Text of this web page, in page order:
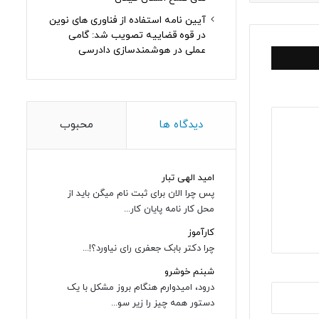
آیین نامه استفاده از فناوری های نوین
در قوه قضاییه تصویب شد: گامی
عملی در هوشمندسازی دادرسی
دیدگاه ها محبوب
امید الهی تبار
پس چرا الان برای ثبت نام میگن باید از
محل کار نامه پایان کار...
کارآموز
چرا دکتر بابک جعفری رای نیاورد؟!...
شبنم خوشرو
درود، امیدوارم هنگام بروز مشکل با یک
دستور همه چیز را زیر سو...